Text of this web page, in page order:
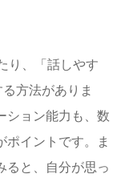
り、「話しやす
方法がありま
ション能力も、数
イントです。ま
ると、自分が思っ